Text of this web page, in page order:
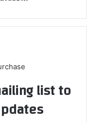
list to